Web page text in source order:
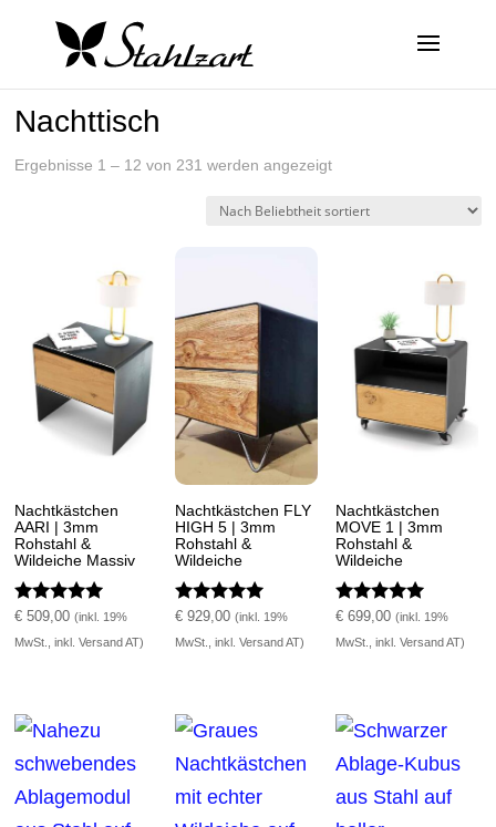
Nachttisch
Ergebnisse 1 – 12 von 231 werden angezeigtNach
Nachtkästchen
AARI | 3mm
Rohstahl &
Wildeiche Massiv
Bewertet mit
von 5
€ 509,00 (inkl. 19%
MwSt., inkl. Versand AT)
Nachtkästchen FLY
HIGH 5 | 3mm
Rohstahl &
Wildeiche
Bewertet mit
von 5
€ 929,00 (inkl. 19%
MwSt., inkl. Versand AT)
Nachtkästchen
MOVE 1 | 3mm
Rohstahl &
Wildeiche
Bewertet mit
von 5
€ 699,00 (inkl. 19%
MwSt., inkl. Versand AT)